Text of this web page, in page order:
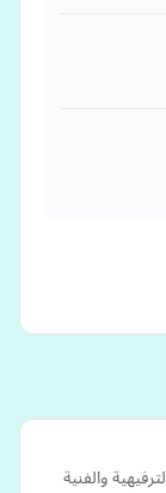
والفنية